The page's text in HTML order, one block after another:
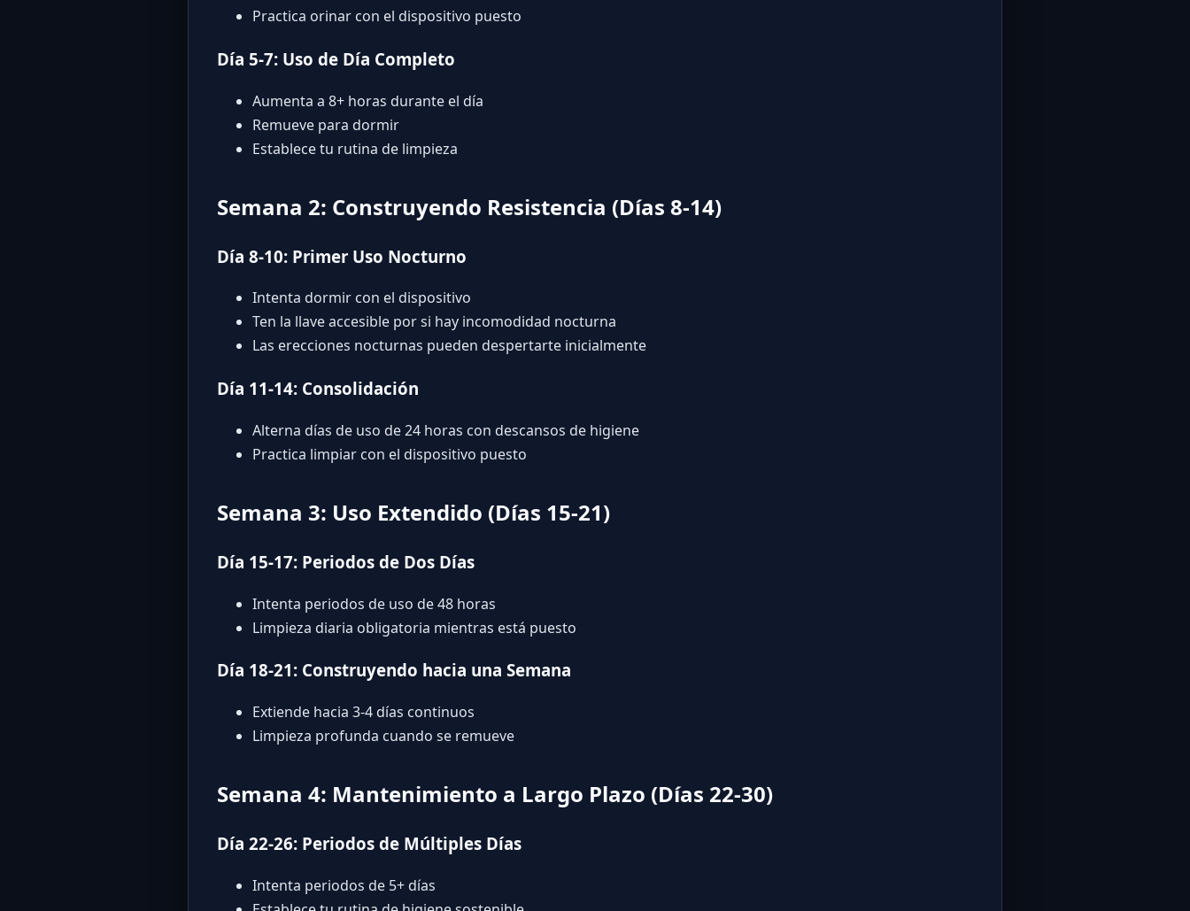
Practica orinar con el dispositivo puesto
Día 5-7: Uso de Día Completo
Aumenta a 8+ horas durante el día
Remueve para dormir
Establece tu rutina de limpieza
Semana 2: Construyendo Resistencia (Días 8-14)
Día 8-10: Primer Uso Nocturno
Intenta dormir con el dispositivo
Ten la llave accesible por si hay incomodidad nocturna
Las erecciones nocturnas pueden despertarte inicialmente
Día 11-14: Consolidación
Alterna días de uso de 24 horas con descansos de higiene
Practica limpiar con el dispositivo puesto
Semana 3: Uso Extendido (Días 15-21)
Día 15-17: Periodos de Dos Días
Intenta periodos de uso de 48 horas
Limpieza diaria obligatoria mientras está puesto
Día 18-21: Construyendo hacia una Semana
Extiende hacia 3-4 días continuos
Limpieza profunda cuando se remueve
Semana 4: Mantenimiento a Largo Plazo (Días 22-30)
Día 22-26: Periodos de Múltiples Días
Intenta periodos de 5+ días